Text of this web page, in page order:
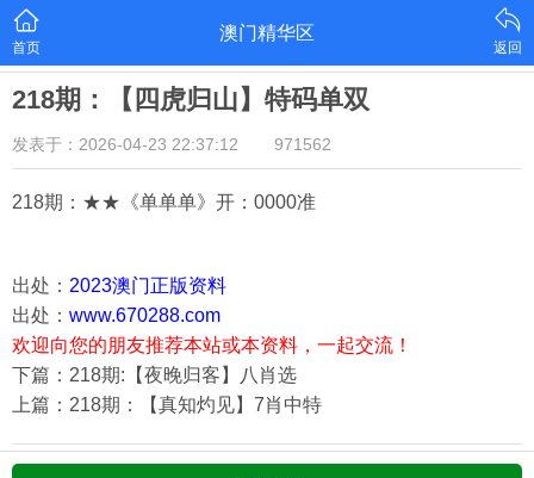
首页
澳门精华区
返回
218期：【四虎归山】特码单双
发表于：2026-04-23 22:37:12 971562
218期：★★《单单单》开：0000准
出处： 2023澳门正版资料
出处： www.670288.com
欢迎向您的朋友推荐本站或本资料，一起交流！
下篇：218期:【夜晚归客】八肖选
上篇：218期：【真知灼见】7肖中特